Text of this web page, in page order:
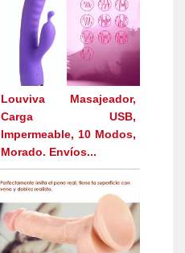
Louviva Masajeador,
Carga USB,
Impermeable, 10 Modos,
Morado. Envíos...